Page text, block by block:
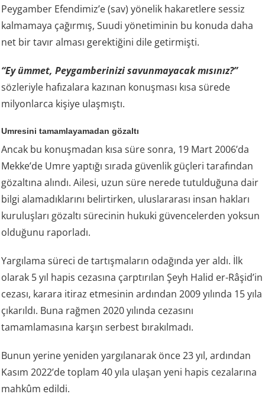
Peygamber Efendimiz’e (sav) yönelik hakaretlere sessiz
kalmamaya çağırmış, Suudi yönetiminin bu konuda daha
net bir tavır alması gerektiğini dile getirmişti.
“Ey ümmet, Peygamberinizi savunmayacak mısınız?”
sözleriyle hafızalara kazınan konuşması kısa sürede
milyonlarca kişiye ulaşmıştı.
Umresini tamamlayamadan gözaltı
Ancak bu konuşmadan kısa süre sonra, 19 Mart 2006’da
Mekke’de Umre yaptığı sırada güvenlik güçleri tarafından
gözaltına alındı. Ailesi, uzun süre nerede tutulduğuna dair
bilgi alamadıklarını belirtirken, uluslararası insan hakları
kuruluşları gözaltı sürecinin hukuki güvencelerden yoksun
olduğunu raporladı.
Yargılama süreci de tartışmaların odağında yer aldı. İlk
olarak 5 yıl hapis cezasına çarptırılan Şeyh Halid er-Râşid’in
cezası, karara itiraz etmesinin ardından 2009 yılında 15 yıla
çıkarıldı. Buna rağmen 2020 yılında cezasını
tamamlamasına karşın serbest bırakılmadı.
Bunun yerine yeniden yargılanarak önce 23 yıl, ardından
Kasım 2022’de toplam 40 yıla ulaşan yeni hapis cezalarına
mahkûm edildi.